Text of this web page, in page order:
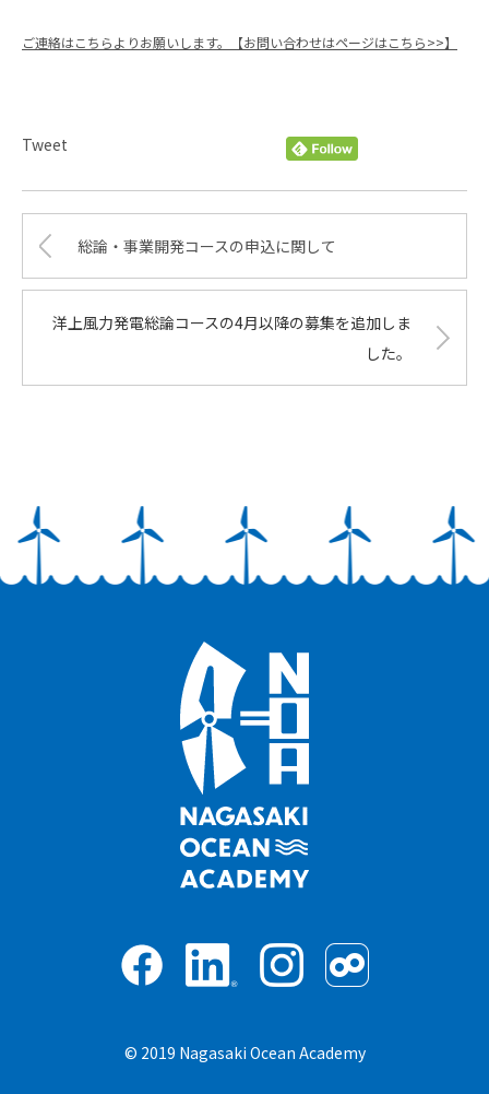
ご連絡はこちらよりお願いします。【お問い合わせはページはこちら>>】
Tweet
総論・事業開発コースの申込に関して
洋上風力発電総論コースの4月以降の募集を追加しま
した。
© 2019 Nagasaki Ocean Academy